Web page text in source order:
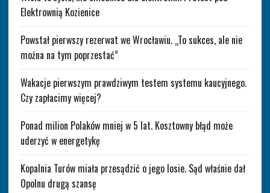
Elektrownią Kozienice
Powstał pierwszy rezerwat we Wrocławiu. „To sukces, ale nie
można na tym poprzestać”
Wakacje pierwszym prawdziwym testem systemu kaucyjnego.
Czy zapłacimy więcej?
Ponad milion Polaków mniej w 5 lat. Kosztowny błąd może
uderzyć w energetykę
Kopalnia Turów miała przesądzić o jego losie. Sąd właśnie dał
Opolnu drugą szansę